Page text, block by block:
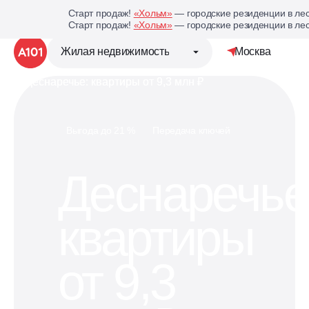
Старт продаж! «Хольм»— городские резиденции в
Старт продаж! «Хольм»— городские резиденции в
Жилая недвижимость Москва